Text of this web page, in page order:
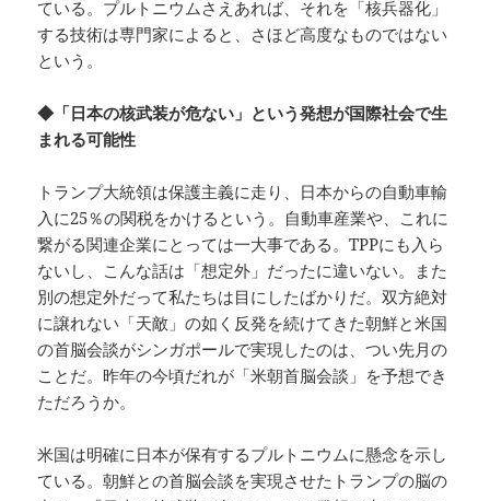
ている。プルトニウムさえあれば、それを「核兵器化」
する技術は専門家によると、さほど高度なものではない
という。
◆「日本の核武装が危ない」という発想が国際社会で生
まれる可能性
トランプ大統領は保護主義に走り、日本からの自動車輸
入に25％の関税をかけるという。自動車産業や、これに
繋がる関連企業にとっては一大事である。TPPにも入ら
ないし、こんな話は「想定外」だったに違いない。また
別の想定外だって私たちは目にしたばかりだ。双方絶対
に譲れない「天敵」の如く反発を続けてきた朝鮮と米国
の首脳会談がシンガポールで実現したのは、つい先月の
ことだ。昨年の今頃だれが「米朝首脳会談」を予想でき
ただろうか。
米国は明確に日本が保有するプルトニウムに懸念を示し
ている。朝鮮との首脳会談を実現させたトランプの脳の